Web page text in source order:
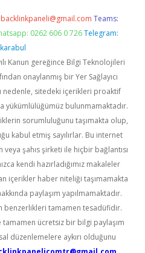
backlinkpaneli@gmail.com Teams:
0262 606 0 726 Telegram:
Kanun gereğince Bilgi Teknolojileri
onaylanmış bir Yer Sağlayıcı
nedenle, sitedeki içerikleri proaktif
yükümlülüğümüz bulunmamaktadır.
sorumluluğunu taşımakta olup,
kabul etmiş sayılırlar. Bu internet
şahıs şirketi ile hiçbir bağlantısı
kendi hazırladığımız makaleler
içerikler haber niteliği taşımamakta
paylaşım yapılmamaktadır.
benzerlikleri tamamen tesadüfidir.
tamamen ücretsiz bir bilgi paylaşım
düzenlemelere aykırı olduğunu